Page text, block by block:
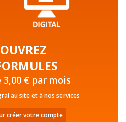
€ par mois
au site et à nos services
créer votre compte